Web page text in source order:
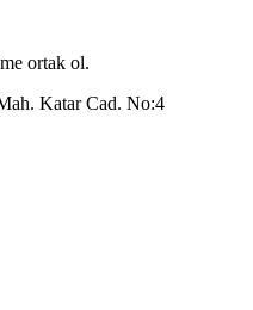
ortak ol.
Katar Cad. No:4